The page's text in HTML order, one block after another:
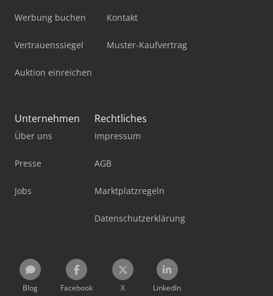
Werbung buchen
Vertrauenssiegel
Auktion einreichen
Kontakt
Muster-Kaufvertrag
Unternehmen
Über uns
Presse
Jobs
Rechtliches
Impressum
AGB
Marktplatzregeln
Datenschutzerklärung
Blog Facebook X LinkedIn